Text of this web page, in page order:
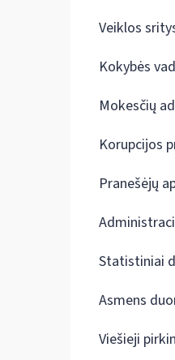
Veiklos
Kokybės
Mokesčių
Korupcijos
Pranešėjų
Statistiniai
Asmens
Viešieji